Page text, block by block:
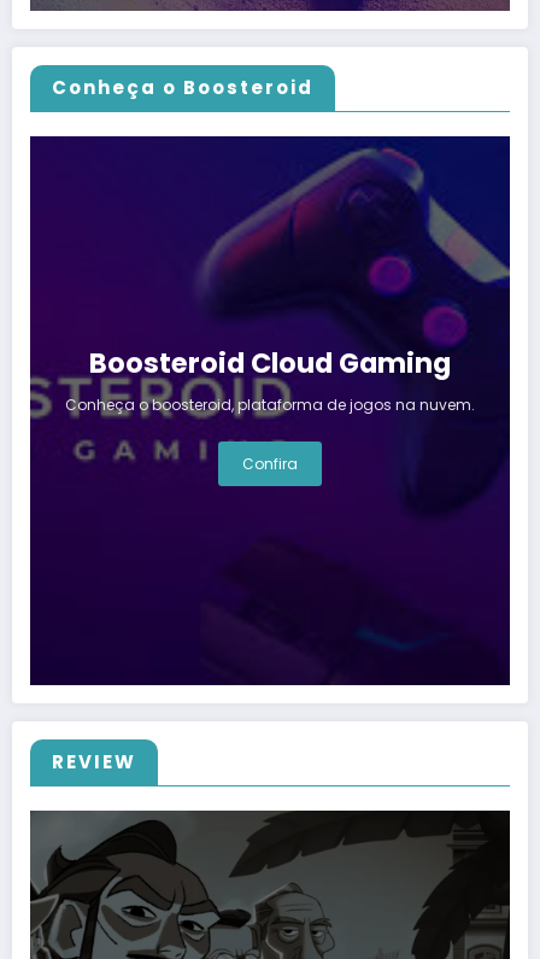
Conheça o Boosteroid
Boosteroid Cloud Gaming
Conheça o boosteroid, plataforma de jogos na nuvem.
Confira
REVIEW